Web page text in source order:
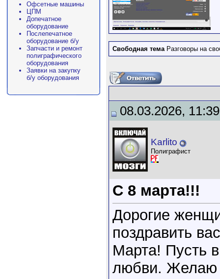
Офсетные машины
ЦПМ
Допечатное
оборудование
Послепечатное
оборудование б/у
Запчасти и ремонт
полиграфического
оборудования
Заявки на закупку
б/у оборудования
Свободная тема Разговоры на
08.03.2026, 11:39
Karlito
Полиграфист
C 8 марта!!!
Дорогие
поздравить
Марта! Пусть
любви. Желаю